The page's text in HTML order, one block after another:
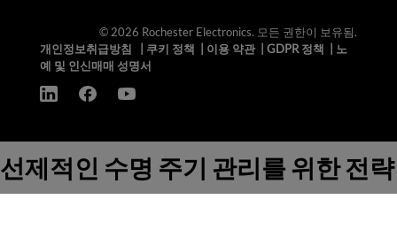
© 2026 Rochester Electronics. 모든 권한이 보유됨.
개인정보취급방침
쿠키 정책 이용 약관| GDPR 정책
노
예 및 인신매매 성명서
선제적인 수명 주기 관리를 위한 전략